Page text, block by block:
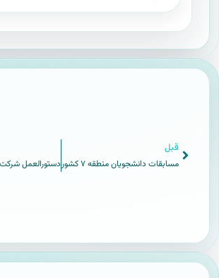
قبل
مسابقات دانشجویان منطقه ۷ کشور